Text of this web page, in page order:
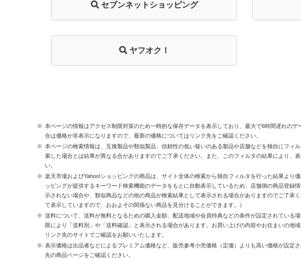
セブンネットショッピング
ヤフオク！
本ページの情報はアクセス制限対策のため一時的な保存データを表示しており、最大で6時間遅れの
合は価格が非表示になりますので、最新の価格についてはリンク先をご確認ください。
本ページの検索情報は、互換製品や類似製品、信頼性の低い疑いのある製品や店舗などを独自にフィ
索した場合とは結果が異なる合がありますのでご了承ください。また、このフィルタの結果により、
い。
楽天市場およびYahoo!ショッピングの商品は、サイト全体の検索から独自フィルタを行った結果より
ッピングが提供するキーワード検索機能のデータをもとに自動表示しているため、店舗側の商品登録
示されない場合や、類似商品などの他の商品が検索結果として表示される場合がありますのでご了承
て表示していますので、おおよその関係ない商品を見分けることができます。）
送料について、送料が無料となるための購入金額、配送地域や会員特典などの条件が設定されている
限により「送料別」や「送料確認」と表示される場合があります。お買い上げの内容やお住まいの地
リンク先のサイトでご確認をお願いいたします。
表示価格は出品者などによるプレミアム価格など、販売参考小売価格（定価）よりも高い価格が設定
先の商品ページをご確認ください。